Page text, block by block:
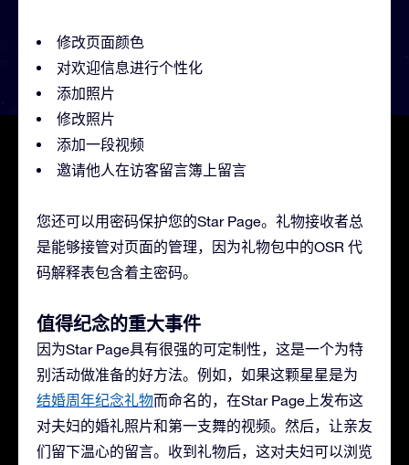
修改页面颜色
对欢迎信息进行个性化
添加照片
修改照片
添加一段视频
邀请他人在访客留言簿上留言
您还可以用密码保护您的Star Page。礼物接收者总
是能够接管对页面的管理，因为礼物包中的OSR 代
码解释表包含着主密码。
值得纪念的重大事件
因为Star Page具有很强的可定制性，这是一个为特
别活动做准备的好方法。例如，如果这颗星星是为
结婚周年纪念礼物而命名的，在Star Page上发布这
对夫妇的婚礼照片和第一支舞的视频。然后，让亲友
们留下温心的留言。收到礼物后，这对夫妇可以浏览